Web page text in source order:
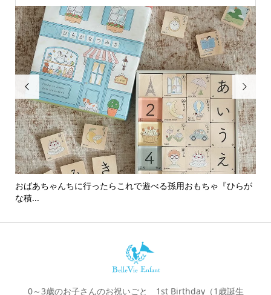

おばあちゃんちに行ったらこれで遊べる孫用おもちゃ『ひらが
な積...

0～3歳のお子さんのお祝いごと 1st Birthday（1歳誕生